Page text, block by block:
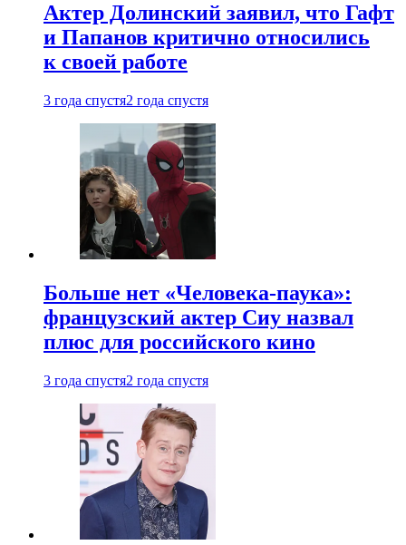
Актер Долинский заявил, что Гафт
и Папанов критично относились
к своей работе
3 года спустя2 года спустя
Больше нет «Человека-паука»:
французский актер Сиу назвал
плюс для российского кино
3 года спустя2 года спустя